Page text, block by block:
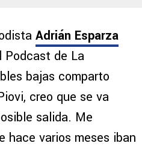
Adrián Esparza
Podcast de La
bajas comparto
creo que se va
salida. Me
hace varios meses iban